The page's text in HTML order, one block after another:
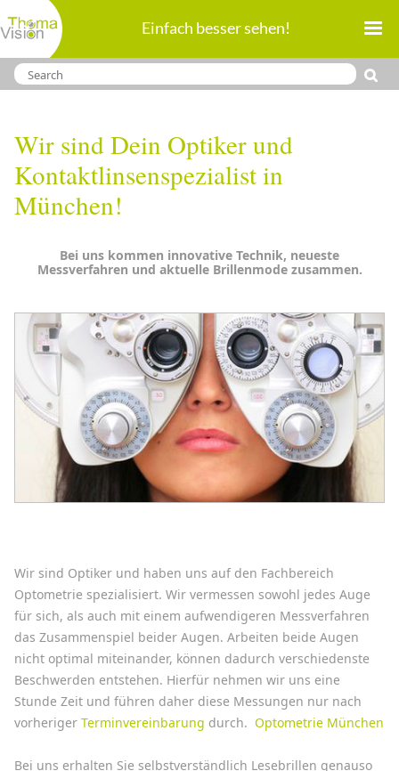
Direkt
zum
Inhalt
Einfach besser sehen!
Wir sind Dein Optiker und
Kontaktlinsenspezialist in
München!
Bei uns kommen innovative Technik, neueste
Messverfahren und aktuelle Brillenmode zusammen.
Wir sind Optiker und haben uns auf den Fachbereich
Optometrie spezialisiert. Wir vermessen sowohl jedes Auge
für sich, als auch mit einem aufwendigeren Messverfahren
das Zusammenspiel beider Augen. Arbeiten beide Augen
nicht optimal miteinander, können dadurch verschiedenste
Beschwerden entstehen. Hierfür nehmen wir uns eine
Stunde Zeit und führen daher diese Messungen nur nach
vorheriger Terminvereinbarung durch. Optometrie München
Bei uns erhalten Sie selbstverständlich Lesebrillen genauso